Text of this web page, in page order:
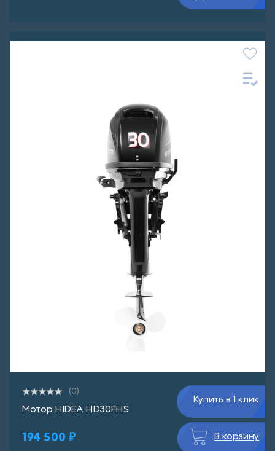
(0)
Мотор HIDEA HD30FHS
194 500 ₽
Купить в 1 клик
В корзину